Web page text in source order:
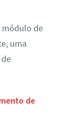
módulo de
uma
de